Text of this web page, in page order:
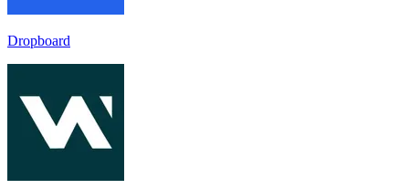
Dropboard